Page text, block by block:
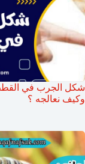
شكل الجرب في
وكيف نعالجه ؟